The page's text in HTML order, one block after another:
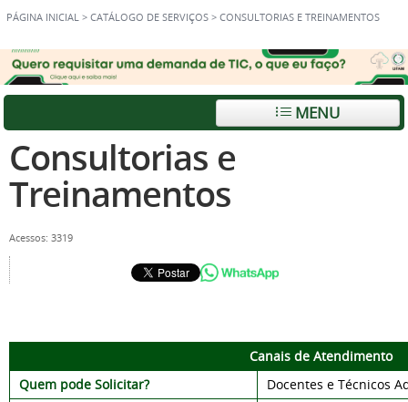
PÁGINA INICIAL > CATÁLOGO DE SERVIÇOS > CONSULTORIAS E TREINAMENTOS
MENU
Consultorias e
Treinamentos
Acessos: 3319
Canais de Atendimento
Quem pode Solicitar?
Docentes e Técnicos